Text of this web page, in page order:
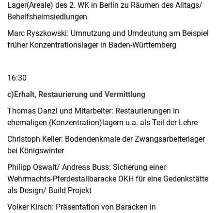
Lager(Areale) des 2. WK in Berlin zu Räumen des Alltags/
Behelfsheimsiedlungen
Marc Ryszkowski: Umnutzung und Umdeutung am Beispiel
früher Konzentrationslager in Baden-Württemberg
16:30
c)Erhalt, Restaurierung und Vermittlung
Thomas Danzl und Mitarbeiter: Restaurierungen in
ehemaligen (Konzentration)lagern u.a. als Teil der Lehre
Christoph Keller: Bodendenkmale der Zwangsarbeiterlager
bei Königswinter
Philipp Oswalt/ Andreas Buss: Sicherung einer
Wehrmachts-Pferdestallbaracke OKH für eine Gedenkstätte
als Design/ Build Projekt
Volker Kirsch: Präsentation von Baracken in